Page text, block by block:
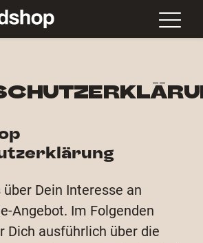
Dein Interesse an
Angebot. Im Folgenden
Dich ausführlich über die